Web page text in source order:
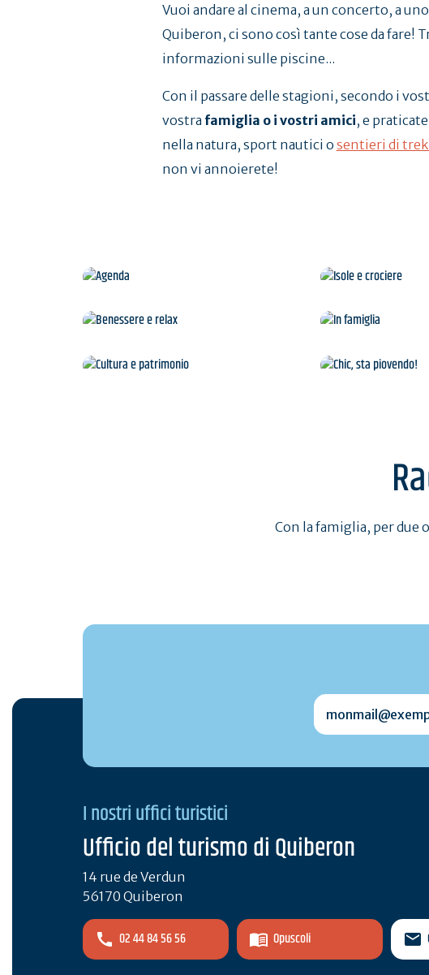
Vuoi andare al cinema, a un concerto, a
Quiberon, ci sono così tante cose da fare!
informazioni sulle piscine...
Con il passare delle stagioni, secondo i
vostra famiglia o i vostri amici, e
nella natura, sport nautici o sentieri di
non vi annoierete!
Agenda
Benessere e relax
In
Con la famiglia, per due
I nostri uffici turistici
Ufficio del turismo di Quiberon
14 rue de Verdun
56170 Quiberon
02 44 84 56 56 Opuscoli